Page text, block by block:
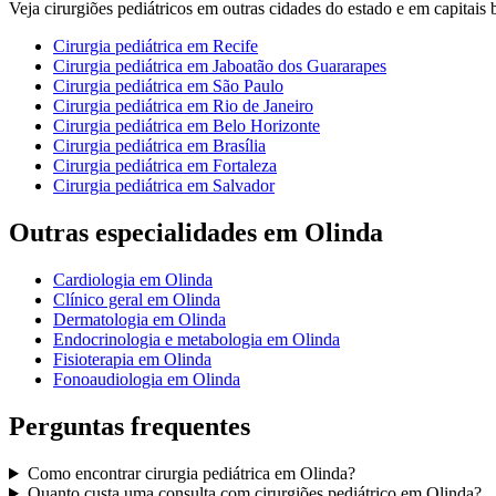
Veja cirurgiões pediátricos em outras cidades do estado e em capitais
Cirurgia pediátrica em Recife
Cirurgia pediátrica em Jaboatão dos Guararapes
Cirurgia pediátrica em São Paulo
Cirurgia pediátrica em Rio de Janeiro
Cirurgia pediátrica em Belo Horizonte
Cirurgia pediátrica em Brasília
Cirurgia pediátrica em Fortaleza
Cirurgia pediátrica em Salvador
Outras especialidades em Olinda
Cardiologia em Olinda
Clínico geral em Olinda
Dermatologia em Olinda
Endocrinologia e metabologia em Olinda
Fisioterapia em Olinda
Fonoaudiologia em Olinda
Perguntas frequentes
Como encontrarcirurgia pediátrica em Olinda?